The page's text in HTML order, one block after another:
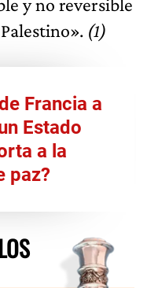
y no reversible
(1)
Francia a
Estado
a la
paz?